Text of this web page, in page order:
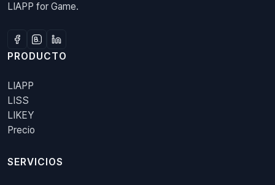
LIAPP for Game.
PRODUCTO
LIAPP
LISS
LIKEY
Precio
SERVICIOS